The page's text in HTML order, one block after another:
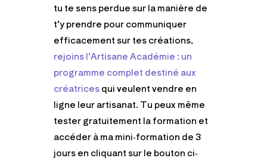
tu te sens perdue sur la manière de
t’y prendre pour communiquer
efficacement sur tes créations,
rejoins l’Artisane Académie : un
programme complet destiné aux
créatricesqui veulent vendre en
ligne leur artisanat. Tu peux même
tester gratuitement la formation et
accéder à ma mini-formation de 3
jours en cliquant sur le bouton ci-